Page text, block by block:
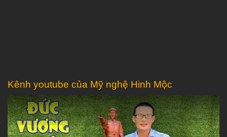
Kênh youtube của Mỹ nghệ Hinh Mộc